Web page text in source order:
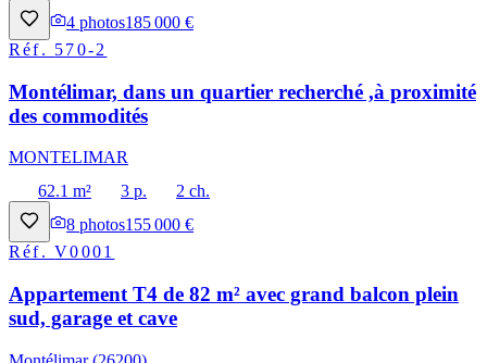
4 photos185 000 €
Réf. 570-2
Montélimar, dans un quartier recherché ,à proximité
des commodités
MONTELIMAR
62.1 m²
3 p.
2 ch.
8 photos155 000 €
Réf.V0001
Appartement T4 de 82 m² avec grand balcon plein
sud, garage et cave